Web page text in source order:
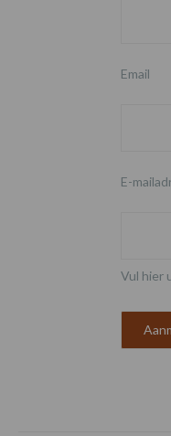
Email
E-
Vul hier